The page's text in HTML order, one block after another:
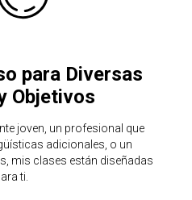
para Diversas
Objetivos
joven, un profesional que
adicionales, o un
mis clases están diseñadas
ti.